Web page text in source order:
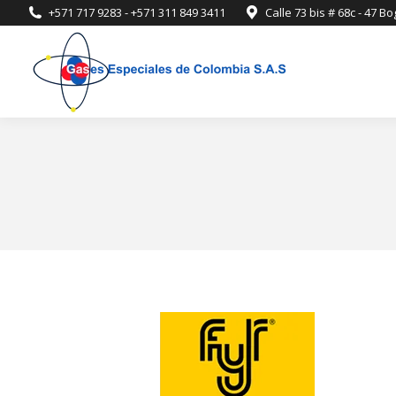
+571 717 9283 - +571 311 849 3411 Calle 73 bis # 68c - 47